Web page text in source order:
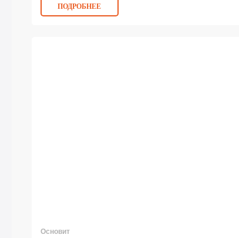
ПОДРОБНЕЕ
Основит